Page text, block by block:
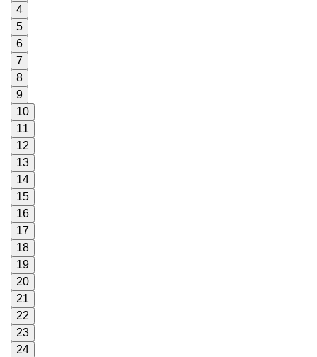
4
5
6
7
8
9
10
11
12
13
14
15
16
17
18
19
20
21
22
23
24